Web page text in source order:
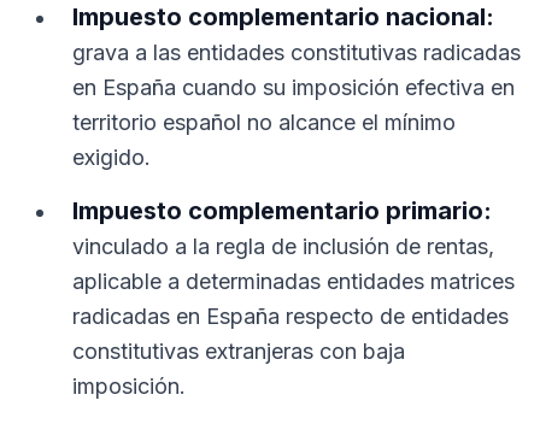
Impuesto complementario nacional:
grava a las entidades constitutivas radicadas
en España cuando su imposición efectiva en
territorio español no alcance el mínimo
exigido.
Impuesto complementario primario:
vinculado a la regla de inclusión de rentas,
aplicable a determinadas entidades matrices
radicadas en España respecto de entidades
constitutivas extranjeras con baja
imposición.